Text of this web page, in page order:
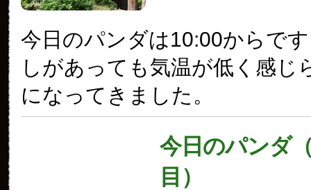
今日のパンダは10:00からで
しがあっても気温が低く感じ
になってきました。
今日のパンダ
目）